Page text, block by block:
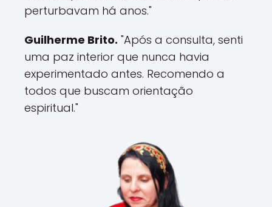
perturbavam há anos."
Guilherme Brito. "Após a consulta, senti
uma paz interior que nunca havia
experimentado antes. Recomendo a
todos que buscam orientação
espiritual."